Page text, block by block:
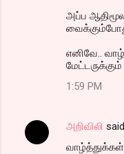
அப்ப
எனிவே..
1:59 PM
அறிவிலி said…
வாழ்த்துக்கள்.